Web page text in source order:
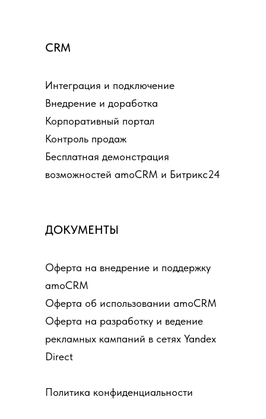
Оферта на внедрение и поддержку
amoCRM
Оферта об использовании amoCRM
Оферта на разработку и ведение
рекламных кампаний в сетях Yandex
Direct
Политика конфиденциальности
ДОКУМЕНТЫ
Интеграция и подключение
Внедрение и доработка
Корпоративный портал
Контроль продаж
Бесплатная демонстрация
возможностей amoCRM и Битрикс24
CRM